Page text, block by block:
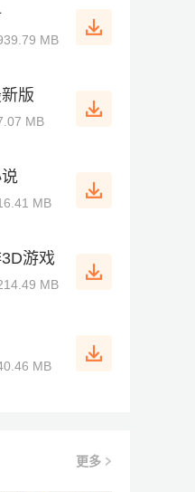
MB
版
MB
MB
游戏
MB
MB
更多